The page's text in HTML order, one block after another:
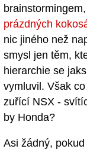
prázdných
nic jiného než
smysl jen těm,
hierarchie se
vymluvil. Však
zuřící NSX -
by Honda?
Asi žádný,